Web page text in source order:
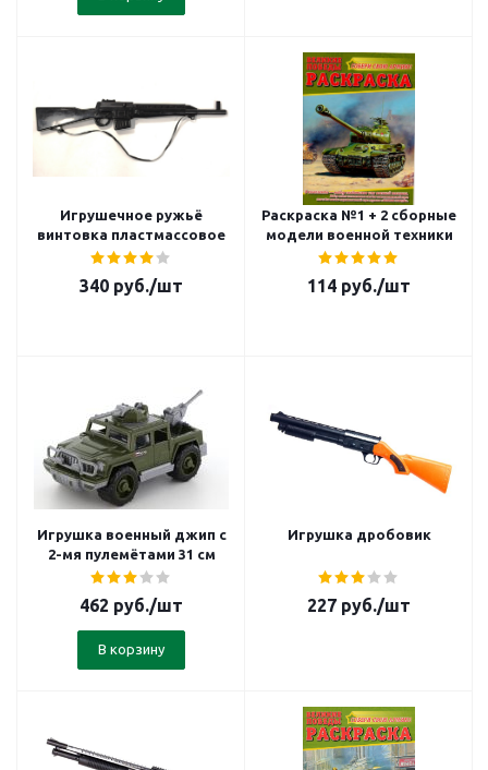
Игрушечное ружьё
винтовка пластмассовое
340 руб./шт
Раскраска №1 + 2 сборные
модели военной техники
114 руб./шт
Игрушка военный джип с
2-мя пулемётами 31 см
462 руб./шт
В корзину
Игрушка дробовик
227 руб./шт